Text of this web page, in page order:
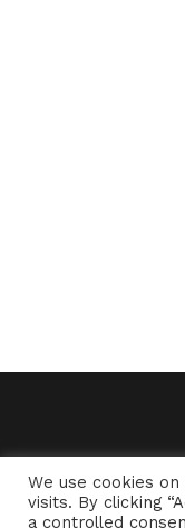
We use cookies
visits. By clicking
a controlled